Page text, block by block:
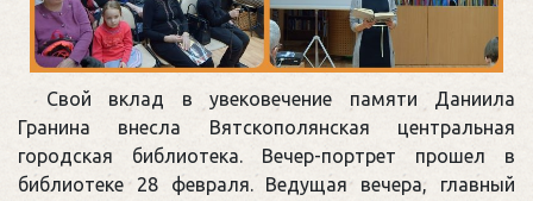
Свой вклад в увековечение памяти Даниила
Гранина внесла Вятскополянская центральная
городская библиотека. Вечер-портрет прошел в
библиотеке 28 февраля. Ведущая вечера, главный